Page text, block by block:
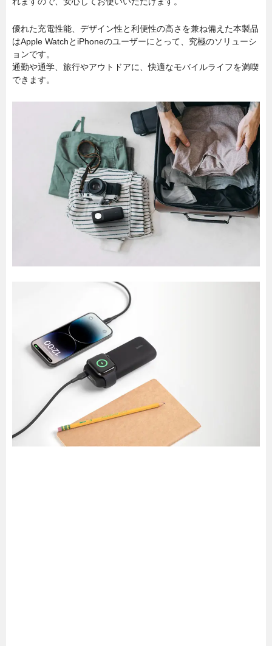
優れた充電性能、デザイン性と利便性の高さを兼ね備えた本製品
はApple WatchとiPhoneのユーザーにとって、究極のソリューシ
ョンです。
通勤や通学、旅行やアウトドアに、快適なモバイルライフを満喫
できます。